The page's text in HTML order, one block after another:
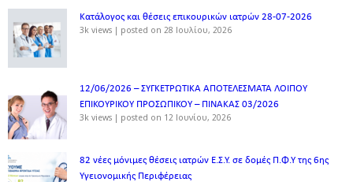
Κατάλογος και θέσεις επικουρικών ιατρών 28-07-2026
3k views | posted on 28 Ιουλίου, 2026
12/06/2026 – ΣΥΓΚΕΤΡΩΤΙΚΑ ΑΠΟΤΕΛΕΣΜΑΤΑ ΛΟΙΠΟΥ
ΕΠΙΚΟΥΡΙΚΟΥ ΠΡΟΣΩΠΙΚΟΥ – ΠΙΝΑΚΑΣ 03/2026
3k views | posted on 12 Ιουνίου, 2026
82 νέες μόνιμες θέσεις ιατρών Ε.Σ.Υ. σε δομές Π.Φ.Υ της 6ης
Υγειονομικής Περιφέρειας